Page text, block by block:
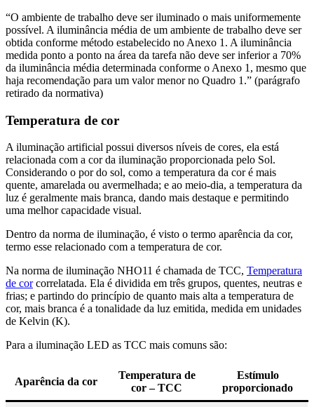
“O ambiente de trabalho deve ser iluminado o mais uniformemente
possível. A iluminância média de um ambiente de trabalho deve ser
obtida conforme método estabelecido no Anexo 1. A iluminância
medida ponto a ponto na área da tarefa não deve ser inferior a 70%
da iluminância média determinada conforme o Anexo 1, mesmo que
haja recomendação para um valor menor no Quadro 1.” (parágrafo
retirado da normativa)
Temperatura de cor
A iluminação artificial possui diversos níveis de cores, ela está
relacionada com a cor da iluminação proporcionada pelo Sol.
Considerando o por do sol, como a temperatura da cor é mais
quente, amarelada ou avermelhada; e ao meio-dia, a temperatura da
luz é geralmente mais branca, dando mais destaque e permitindo
uma melhor capacidade visual.
Dentro da norma de iluminação, é visto o termo aparência da cor,
termo esse relacionado com a temperatura de cor.
Na norma de iluminação NHO11 é chamada de TCC, Temperatura
de corcorrelatada. Ela é dividida em três grupos, quentes, neutras e
frias; e partindo do princípio de quanto mais alta a temperatura de
cor, mais branca é a tonalidade da luz emitida, medida em unidades
de Kelvin (K).
Para a iluminação LED as TCC mais comuns são:
Aparência da cor
Temperatura de
cor – TCC
Estímulo
proporcionado